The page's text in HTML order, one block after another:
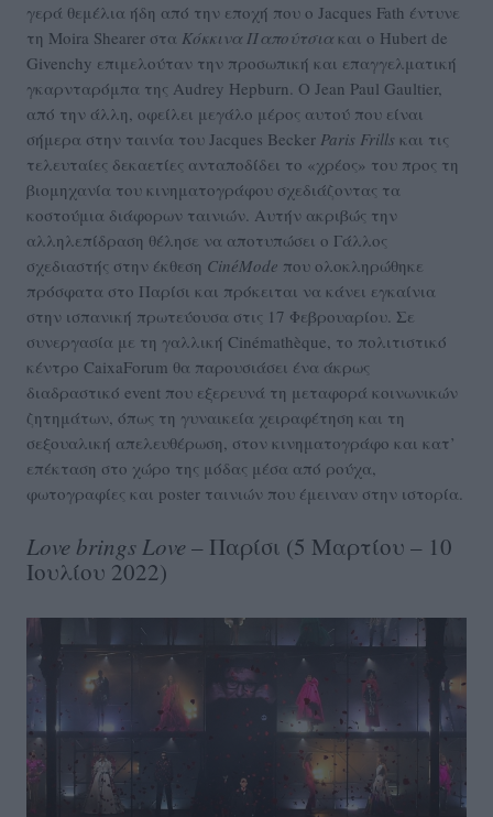
γερά θεμέλια ήδη από την εποχή που ο Jacques Fath έντυνε
τη Moira Shearer στα Κόκκινα Παπούτσια και ο Hubert de
Givenchy επιμελούταν την προσωπική και επαγγελματική
γκαρνταρόμπα της Audrey Hepburn. Ο Jean Paul Gaultier,
από την άλλη, οφείλει μεγάλο μέρος αυτού που είναι
σήμερα στην ταινία του Jacques Becker Paris Frills και τις
τελευταίες δεκαετίες ανταποδίδει το «χρέος» του προς τη
βιομηχανία του κινηματογράφου σχεδιάζοντας τα
κοστούμια διάφορων ταινιών. Αυτήν ακριβώς την
αλληλεπίδραση θέλησε να αποτυπώσει ο Γάλλος
σχεδιαστής στην έκθεση CinéMode που ολοκληρώθηκε
πρόσφατα στο Παρίσι και πρόκειται να κάνει εγκαίνια
στην ισπανική πρωτεύουσα στις 17 Φεβρουαρίου. Σε
συνεργασία με τη γαλλική Cinémathèque, το πολιτιστικό
κέντρο CaixaForum θα παρουσιάσει ένα άκρως
διαδραστικό event που εξερευνά τη μεταφορά κοινωνικών
ζητημάτων, όπως τη γυναικεία χειραφέτηση και τη
σεξουαλική απελευθέρωση, στον κινηματογράφο και κατ’
επέκταση στο χώρο της μόδας μέσα από ρούχα,
φωτογραφίες και poster ταινιών που έμειναν στην ιστορία.
Love bringsLove– Παρίσι (5 Μαρτίου – 10
Ιουλίου 2022)